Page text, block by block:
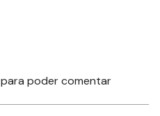
para poder comentar